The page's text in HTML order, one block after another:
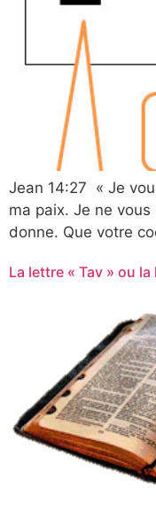
Jean 14:27 « Je
ma paix. Je ne
donne. Que votre
La lettre « Tav » ou